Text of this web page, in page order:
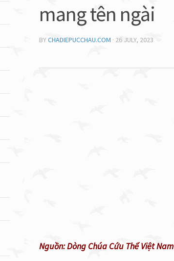
mang tên ngài
BYCHADIEPUCCHAU.COM · 26 JULY, 2023
Nguồn: Dòng Chúa Cứu Thế Việt Nam